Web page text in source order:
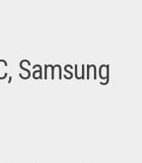
Samsung